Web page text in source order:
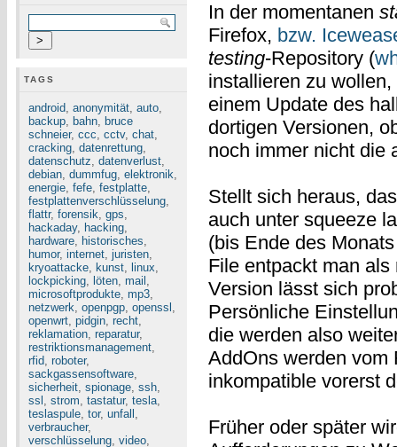
TAGS
android, anonymität, auto,
backup, bahn, bruce
schneier, ccc, cctv, chat,
cracking, datenrettung,
datenschutz, datenverlust,
debian, dummfug, elektronik,
energie, fefe, festplatte,
festplattenverschlüsselung,
flattr, forensik, gps,
hackaday, hacking,
hardware, historisches,
humor, internet, juristen,
kryoattacke, kunst, linux,
lockpicking, löten, mail ,
microsoftprodukte, mp3,
netzwerk, openpgp, openssl ,
openwrt, pidgin, recht,
reklamation, reparatur,
restriktionsmanagement,
rfid, roboter,
sackgassensoftware,
sicherheit, spionage, ssh,
ssl , strom, tastatur, tesla,
teslaspule, tor, unfall ,
verbraucher,
verschlüsselung, video,
In der momentanen
Firefox, bzw.
testing-Repository (
installieren zu
einem Update des
dortigen Versionen,
noch immer nicht die
Stellt sich heraus,
auch unter squeeze
(bis Ende des
File entpackt man
Version lässt sich
Persönliche
die werden also
AddOns werden vom
inkompatible vorerst
Früher oder später